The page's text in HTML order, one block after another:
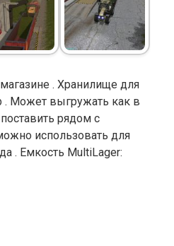
. Хранилище для
. Может выгружать как в
рядом с
использовать для
. Емкость MultiLager: